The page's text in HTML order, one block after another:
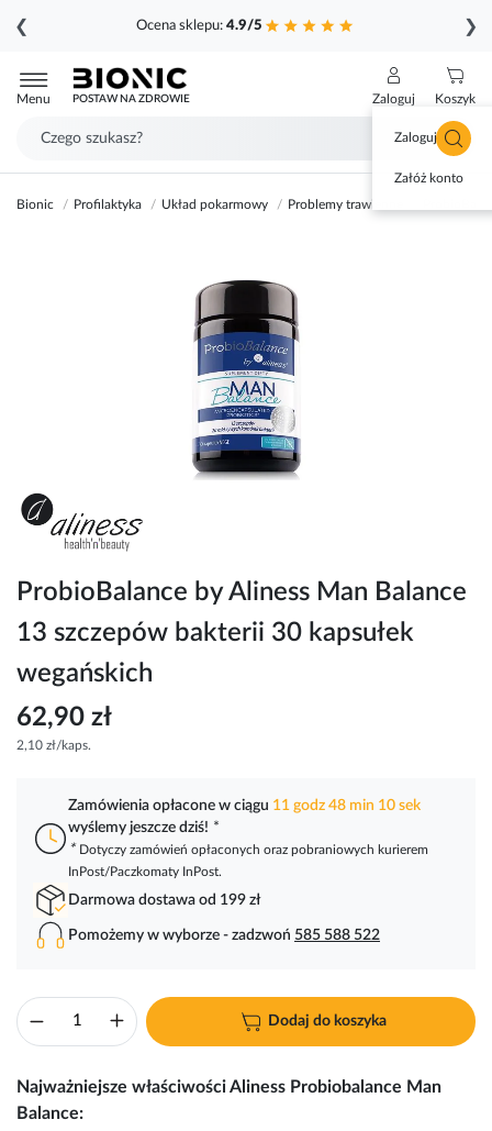
Ocena sklepu: 4.9/5
❮ ❯
do
treści
Menu POSTAW NA ZDROWIE Zaloguj
Zaloguj się
Załóż konto
Koszyk
Bionic Profilaktyka Układ pokarmowy Problemy trawienne
Przejdź
na
początek
ProbioBalance by Aliness Man Balance
13 szczepów bakterii 30 kapsułek
wegańskich
62,90 zł
2,10 zł/kaps.
Zamówienia opłacone w ciągu 11 godz 48 min 10 sek
wyślemy jeszcze dziś! *
* Dotyczy zamówień opłaconych oraz pobraniowych kurierem
InPost/Paczkomaty InPost.
Darmowa dostawa od 199 zł
Pomożemy w wyborze - zadzwoń 585 588 522
Dodaj do koszyka
Najważniejsze właściwości Aliness Probiobalance Man
Balance: